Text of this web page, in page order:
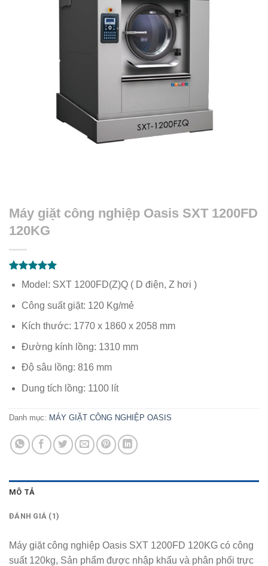
Máy giặt công nghiệp Oasis SXT 1200FD
120KG
5.00 trên 5
dựa trên
Model: SXT 1200FD(Z)Q ( D điện, Z hơi )
Công suất giặt: 120 Kg/mẻ
Kích thước: 1770 x 1860 x 2058 mm
Đường kính lồng: 1310 mm
Độ sâu lồng: 816 mm
Dung tích lồng: 1100 lít
Danh mục: MÁY GIẶT CÔNG NGHIỆP OASIS
MÔ TẢ
ĐÁNH GIÁ (1)
Máy giặt công nghiệp Oasis SXT 1200FD 120KG có công
suất 120kg, Sản phẩm được nhập khẩu và phân phối trực